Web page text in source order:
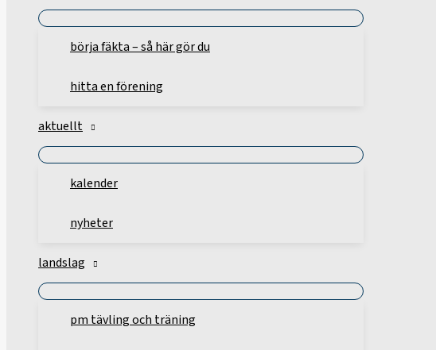
börja fäkta – så här gör du
hitta en förening
aktuellt
kalender
nyheter
landslag
pm tävling och träning